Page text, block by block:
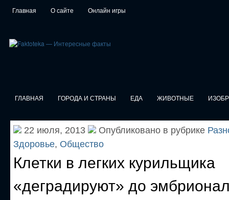
Главная О сайте Онлайн игры
ГЛАВНАЯ ГОРОДА И СТРАНЫ ЕДА ЖИВОТНЫЕ
22 июля, 2013 Опубликовано в рубрике
Здоровье, Общество
Клетки в легких курильщика
«деградируют» до